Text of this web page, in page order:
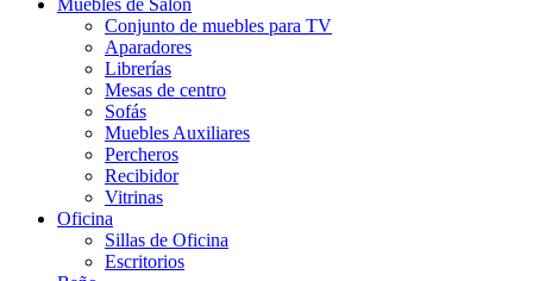
Muebles de Salón
Conjunto de muebles para TV
Aparadores
Librerías
Mesas de centro
Sofás
Muebles Auxiliares
Percheros
Recibidor
Vitrinas
Oficina
Sillas de Oficina
Escritorios